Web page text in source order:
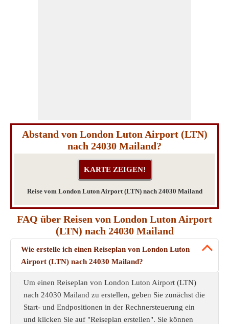
Abstand von London Luton Airport (LTN)
nach 24030 Mailand?
Reise vom London Luton Airport (LTN) nach 24030 Mailand
FAQ über Reisen von London Luton Airport
(LTN) nach 24030 Mailand
Wie erstelle ich einen Reiseplan von London Luton
Airport (LTN) nach 24030 Mailand?
Um einen Reiseplan von London Luton Airport (LTN)
nach 24030 Mailand zu erstellen, geben Sie zunächst die
Start- und Endpositionen in der Rechnersteuerung ein
und klicken Sie auf "Reiseplan erstellen". Sie können